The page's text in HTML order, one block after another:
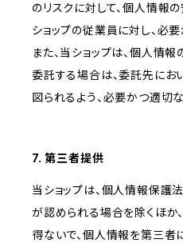
のリスクに対して、個人情報
ショップの従業員に対し、必
また、当ショップは、個人情
委託する場合は、委託先に
図られるよう、必要かつ適切
7. 第三者提供
当ショップは、個人情報保護
が認められる場合を除くほか
得ないで、個人情報を第三者